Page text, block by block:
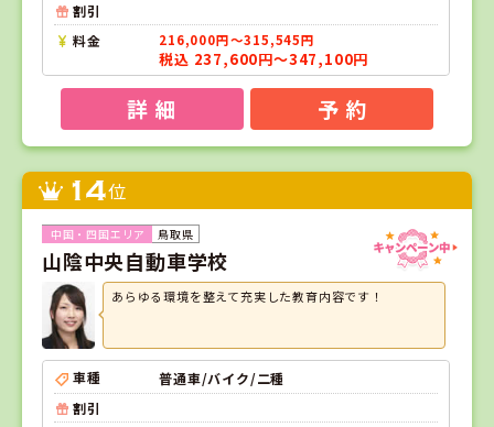
割引
料金
216,000円～315,545円
税込 237,600円～347,100円
詳 細 予 約
14位
鳥取県
山陰中央自動車学校
あらゆる環境を整えて充実した教育内容です！
車種
普通車/バイク/二種
割引